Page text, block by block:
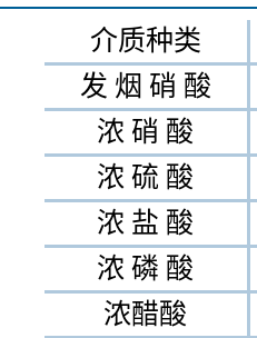
介质种类
发 烟 硝 酸
浓 硝 酸
浓 硫 酸
浓 盐 酸
浓 磷 酸
浓醋酸